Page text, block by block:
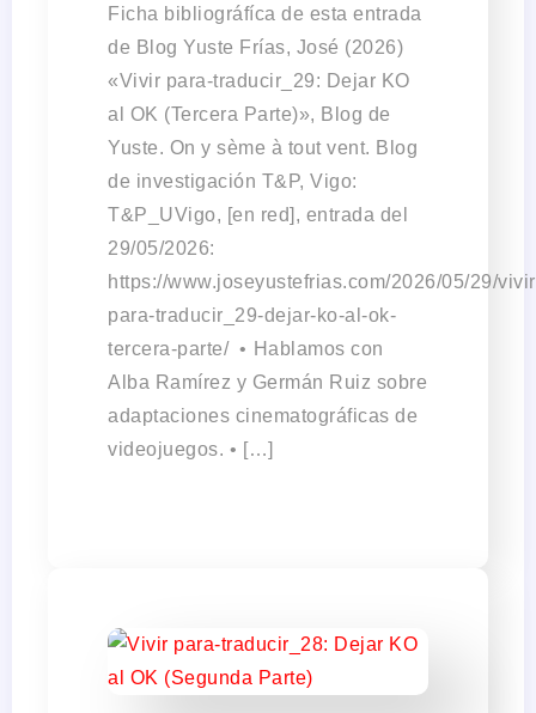
Ficha bibliográfíca de esta entrada
de Blog Yuste Frías, José (2026)
«Vivir para-traducir_29: Dejar KO
al OK (Tercera Parte)», Blog de
Yuste. On y sème à tout vent. Blog
de investigación T&P, Vigo:
T&P_UVigo, [en red], entrada del
29/05/2026:
https://www.joseyustefrias.com/2026/05/29/
para-traducir_29-dejar-ko-al-ok-
tercera-parte/ •⁠ Hablamos con
Alba Ramírez y Germán Ruiz sobre
adaptaciones cinematográficas de
videojuegos. •⁠ […]